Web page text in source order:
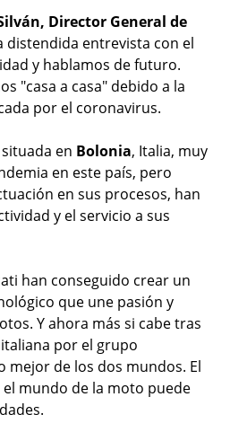
Director General de
distendida entrevista con el
y hablamos de futuro.
"casa a casa" debido a la
por el coronavirus.
en Bolonia, Italia, muy
en este país, pero
en sus procesos, han
y el servicio a sus
han conseguido crear un
que une pasión y
Y ahora más si cabe tras
por el grupo
mejor de los dos mundos. El
mundo de la moto puede